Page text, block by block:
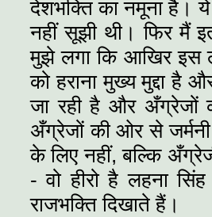
देशभक्ति का नमूना है।
नहीं सूझी थी। फिर मैं
मुझे लगा कि आखिर इस
को हराना मुख्‍य मुद्दा
जा रही है और अँग्रेजों
अँग्रेजों की ओर से
के लिए नहीं, बल्कि
- वो हीरो है लहना
राजभक्ति दिखाते हैं।